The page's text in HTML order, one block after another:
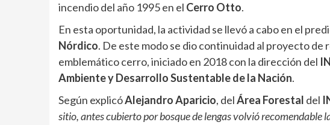
incendio del año 1995 en el Cerro Otto.
En esta oportunidad, la actividad se llevó a cabo en el
Nórdico. De este modo se dio continuidad al proyecto de
emblemático cerro, iniciado en 2018 con la dirección del
Ambiente y Desarrollo Sustentable de la Nación.
Según explicóAlejandro Aparicio, delÁrea Forestal del
sitio, antes cubierto por bosque de lengas volvió recomendable